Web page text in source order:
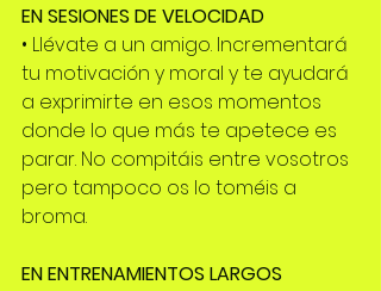
EN SESIONES DE VELOCIDAD
• Llévate a un amigo. Incrementará
tu motivación y moral y te ayudará
a exprimirte en esos momentos
donde lo que más te apetece es
parar. No compitáis entre vosotros
pero tampoco os lo toméis a
broma.
EN ENTRENAMIENTOS LARGOS